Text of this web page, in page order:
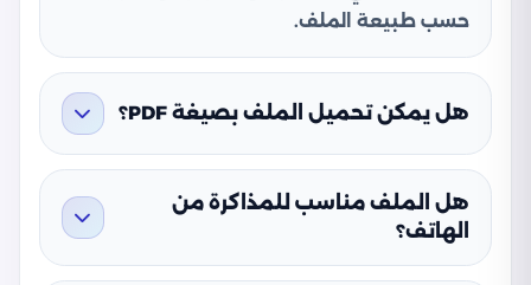
حسب طبيعة الملف.
هل يمكن تحميل الملف بصيغة PDF؟
هل الملف مناسب للمذاكرة من
الهاتف؟